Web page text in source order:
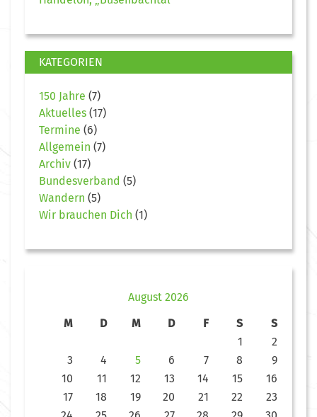
KATEGORIEN
150 Jahre (7)
Aktuelles (17)
Termine (6)
Allgemein (7)
Archiv (17)
Bundesverband (5)
Wandern (5)
Wir brauchen Dich (1)
August 2026
M
D M D F S
S
1
2
3
4 5 6 7 8
9
10
11 12 13 14 15
16
17
18 19 20 21 22
23